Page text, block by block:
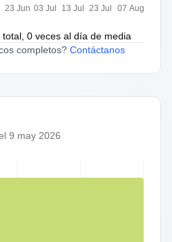
23 Jun 03 Jul 13 Jul 23 Jul 07 Aug
0 veces al día de media
completos? Contáctanos
9 may 2026